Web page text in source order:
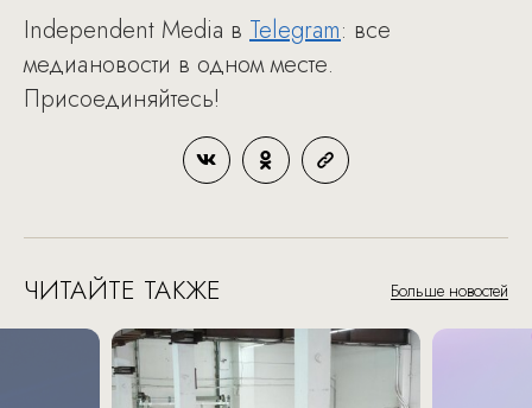
Independent Media в Telegram: все
медиановости в одном месте.
Присоединяйтесь!
ЧИТАЙТЕ ТАКЖЕ Больше новостей